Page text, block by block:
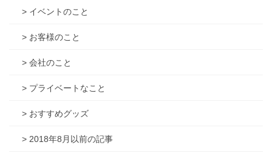
> イベントのこと
> お客様のこと
> 会社のこと
> プライベートなこと
> おすすめグッズ
> 2018年8月以前の記事